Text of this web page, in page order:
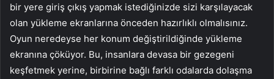
bir yere giriş çıkış yapmak istediğinizde sizi karşılayacak
olan yükleme ekranlarına önceden hazırlıklı olmalısınız.
Oyun neredeyse her konum değiştirildiğinde yükleme
ekranına çöküyor. Bu, insanlara devasa bir gezegeni
keşfetmek yerine, birbirine bağlı farklı odalarda dolaşma